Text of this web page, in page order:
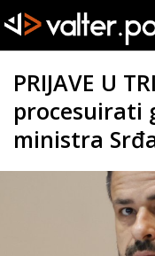
PRIJAVE U
procesuirati
ministra